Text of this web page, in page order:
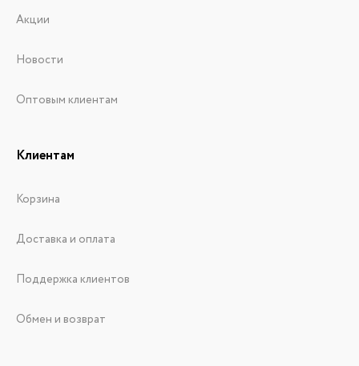
Акции
Новости
Оптовым клиентам
Клиентам
Корзина
Доставка и оплата
Поддержка клиентов
Обмен и возврат